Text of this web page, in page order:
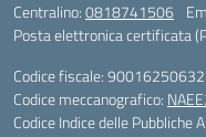
Centralino:0818741506
Posta elettronica certificata
Codice fiscale: 90016250632
Codice meccanografico:
Codice Indice delle